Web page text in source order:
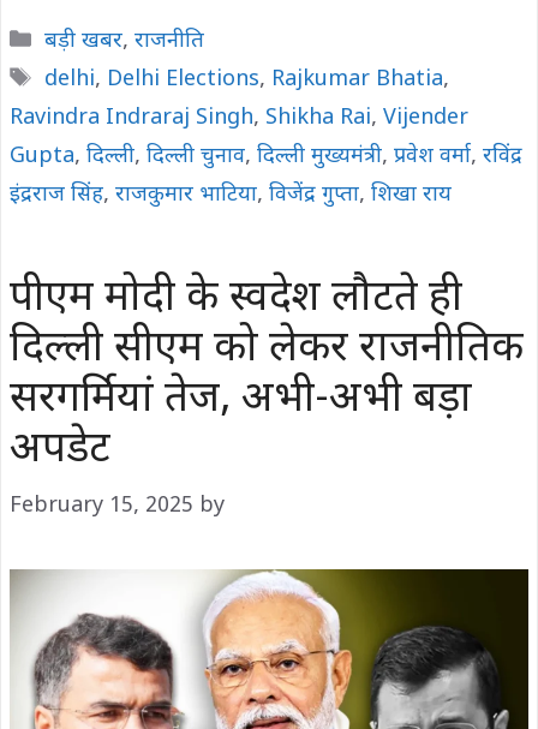
Categories
बड़ी खबर, राजनीति
Tags
delhi, Delhi Elections, Rajkumar Bhatia,
Ravindra Indraraj Singh, Shikha Rai, Vijender
Gupta, दिल्ली, दिल्ली चुनाव, दिल्ली मुख्यमंत्री, प्रवेश वर्मा, रविंद्र
इंद्रराज सिंह, राजकुमार भाटिया, विजेंद्र गुप्ता, शिखा राय
पीएम मोदी के स्वदेश लौटते ही
दिल्ली सीएम को लेकर राजनीतिक
सरगर्मियां तेज, अभी-अभी बड़ा
अपडेट
February 15, 2025 by